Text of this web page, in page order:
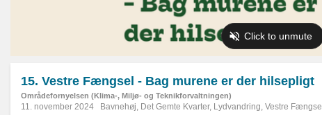
15. Vestre Fængsel - Bag murene er der hilsepligt
Områdefornyelsen (Klima-, Miljø- og Teknikforvaltningen)
11. november 2024 Bavnehøj, Det Gemte Kvarter, Lydvandring, Vestre Fængsel